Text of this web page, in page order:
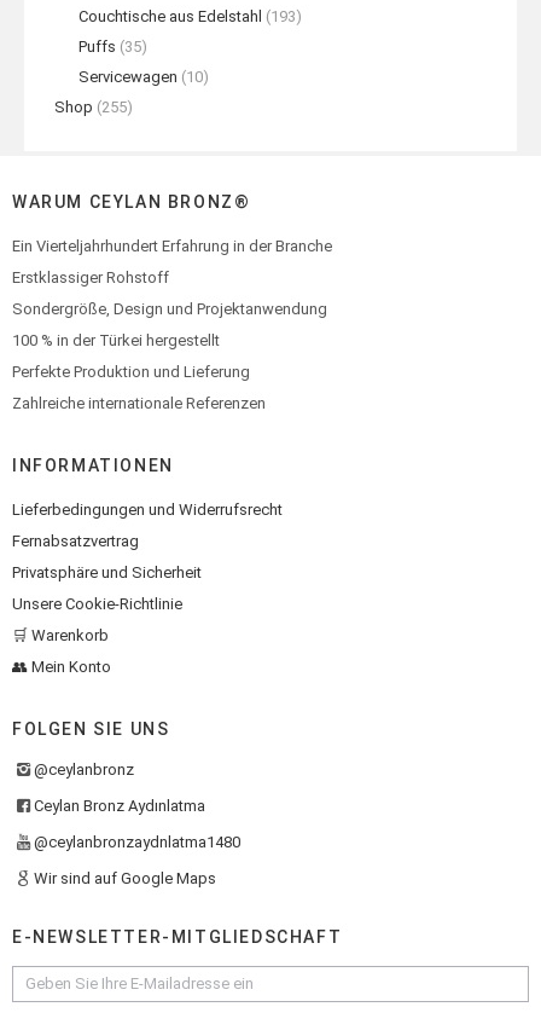
Couchtische aus Edelstahl (193)
Puffs (35)
Servicewagen (10)
Shop (255)
WARUM CEYLAN BRONZ®
Ein Vierteljahrhundert Erfahrung in der Branche
Erstklassiger Rohstoff
Sondergröße, Design und Projektanwendung
100 % in der Türkei hergestellt
Perfekte Produktion und Lieferung
Zahlreiche internationale Referenzen
INFORMATIONEN
Lieferbedingungen und Widerrufsrecht
Fernabsatzvertrag
Privatsphäre und Sicherheit
Unsere Cookie-Richtlinie
🛒 Warenkorb
👥 Mein Konto
FOLGEN SIE UNS
@ceylanbronz
Ceylan Bronz Aydınlatma
@ceylanbronzaydnlatma1480
Wir sind auf Google Maps
E-NEWSLETTER-MITGLIEDSCHAFT